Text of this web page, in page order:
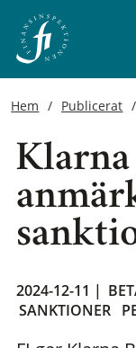
Hem Publicerat
2024-12-11 |
SANKTIONER